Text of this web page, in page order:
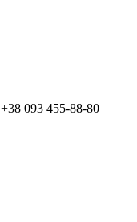
+38 093 455-88-80